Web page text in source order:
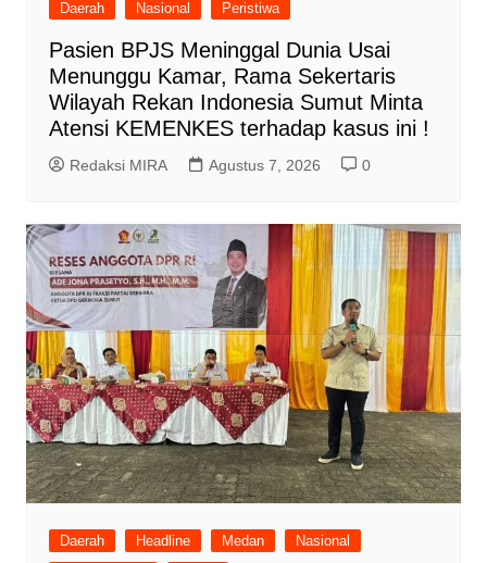
Daerah Nasional Peristiwa
Pasien BPJS Meninggal Dunia Usai
Menunggu Kamar, Rama Sekertaris
Wilayah Rekan Indonesia Sumut Minta
Atensi KEMENKES terhadap kasus ini !
Redaksi MIRA Agustus 7, 2026 0
Daerah Headline Medan
Nasional